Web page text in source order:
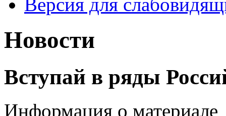
Новости
Вступай в ряды
Информация о материале